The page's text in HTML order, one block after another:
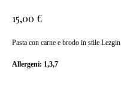
15,00 €
Pasta con carne e brodo in stile Lezgin
Allergeni: 1,3,7